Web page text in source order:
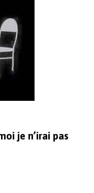
je n’irai pas